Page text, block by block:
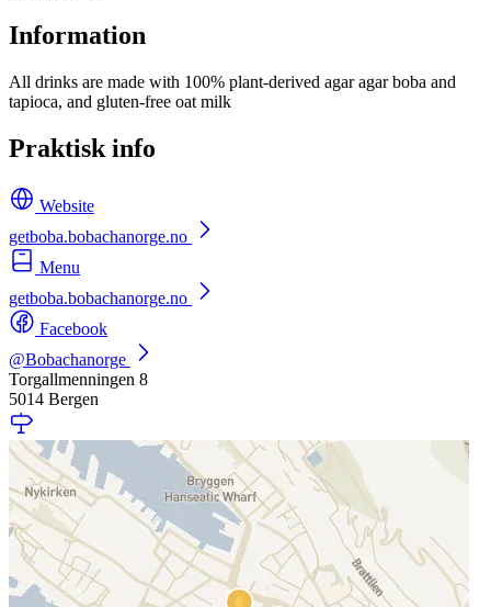
Information
All drinks are made with 100% plant-derived agar agar boba and
tapioca, and gluten-free oat milk
Praktisk info
Website
getboba.bobachanorge.no
Menu
getboba.bobachanorge.no
Facebook
@Bobachanorge
Torgallmenningen 8
5014 Bergen